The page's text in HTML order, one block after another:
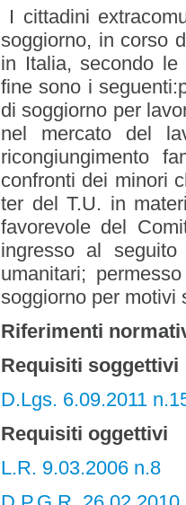
I cittadini
soggiorno, in corso
in Italia, secondo le
fine sono i
di soggiorno per
nel mercato del
ricongiungimento
confronti dei minori
ter del T.U. in
favorevole del
ingresso al
umanitari;
soggiorno per motivi
Riferimenti
Requisiti soggettivi
D.Lgs. 6.09.2011
Requisiti oggettivi
L.R. 9.03.2006 n.8